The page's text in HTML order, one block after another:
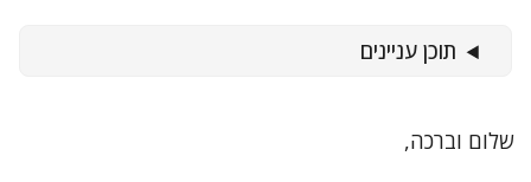
תוכן עניינים
שלום וברכה,